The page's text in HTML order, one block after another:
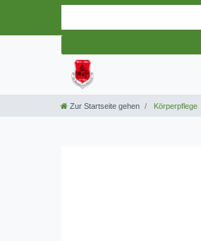
Zur Startseite gehen Körperpflege